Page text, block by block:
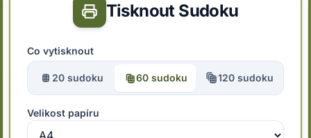
Tisknout Sudoku
Co vytisknout
20 sudoku 60 sudoku 120 sudoku
Velikost papíru